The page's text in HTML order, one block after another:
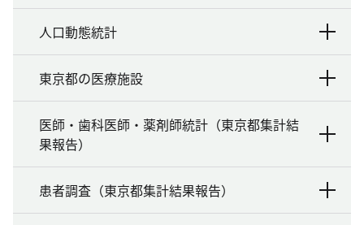
人口動態統計
東京都の医療施設
医師・歯科医師・薬剤師統計（東京都集計結
果報告）
患者調査（東京都集計結果報告）